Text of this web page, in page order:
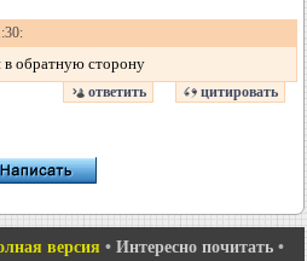
в обратную сторону
ответить цитировать
версия • Интересно почитать •